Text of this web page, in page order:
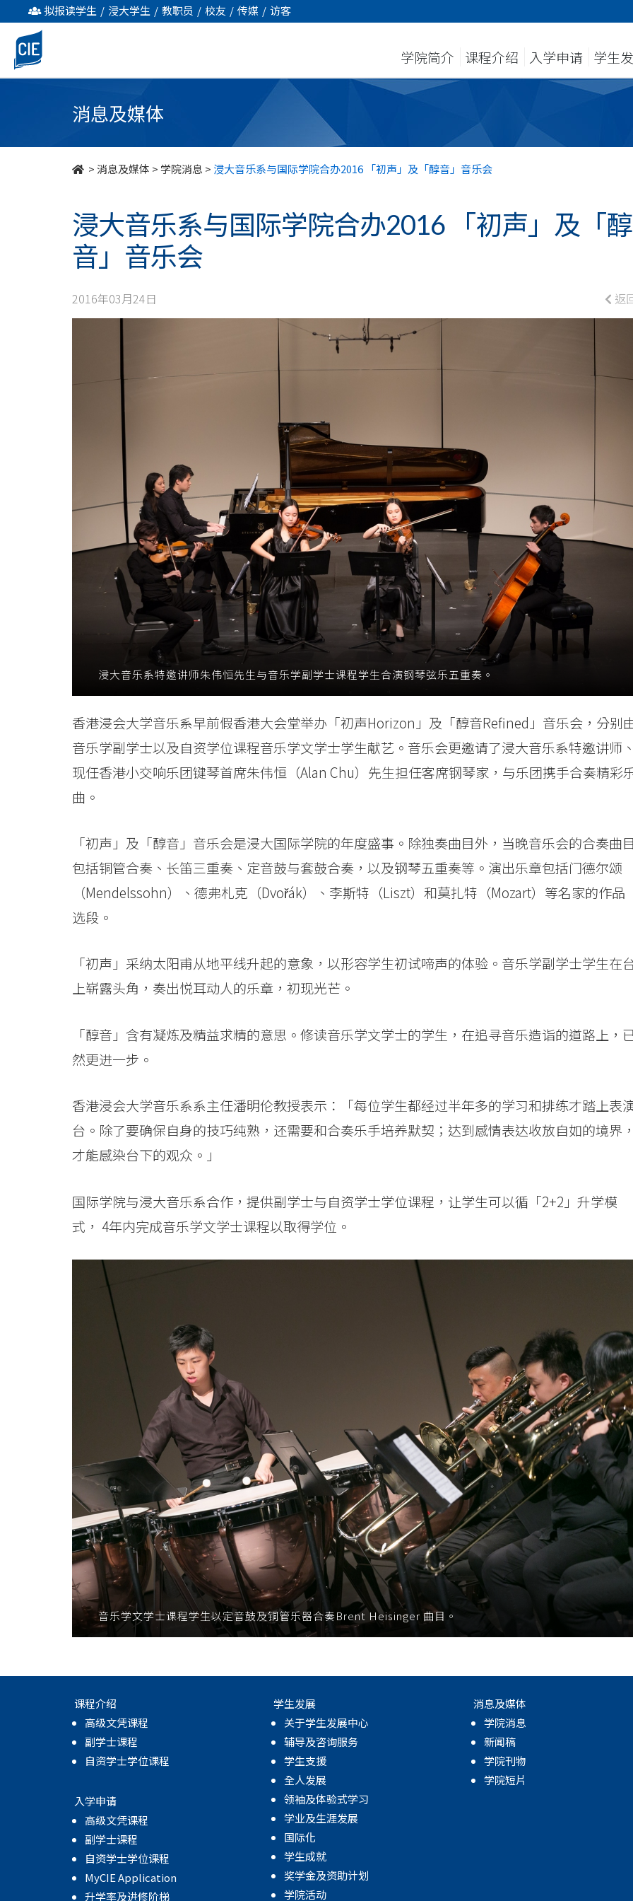
浸
大
音
拟报读学生 / 浸大学生 / 教职员 / 校友 / 传媒 / 访客
学院简介 课程介绍 入学申请 学生
消息及媒体
>消息及媒体 >学院消息 > 浸大音乐系与国际学院合办2016 「初声」及「醇音」音乐会
浸大音乐系与国际学院合办2016 「初声」及「醇
音」音乐会
2016年03月24日 返
浸大音乐系特邀讲师朱伟恒先生与音乐学副学士课程学生合演钢琴弦乐五重奏。
香港浸会大学音乐系早前假香港大会堂举办「初声Horizon」及「醇音Refined」音乐会，分别
音乐学副学士以及自资学位课程音乐学文学士学生献艺。音乐会更邀请了浸大音乐系特邀讲师、
现任香港小交响乐团键琴首席朱伟恒（Alan Chu）先生担任客席钢琴家，与乐团携手合奏精彩
曲。
「初声」及「醇音」音乐会是浸大国际学院的年度盛事。除独奏曲目外，当晚音乐会的合奏曲目
包括铜管合奏、长笛三重奏、定音鼓与套鼓合奏，以及钢琴五重奏等。演出乐章包括门德尔颂
（Mendelssohn）、德弗札克（Dvořák）、李斯特（Liszt）和莫扎特（Mozart）等名家的作品
选段。
「初声」采纳太阳甫从地平线升起的意象，以形容学生初试啼声的体验。音乐学副学士学生在
上崭露头角，奏出悦耳动人的乐章，初现光芒。
「醇音」含有凝炼及精益求精的意思。修读音乐学文学士的学生，在追寻音乐造诣的道路上，
然更进一步。
香港浸会大学音乐系系主任潘明伦教授表示：「每位学生都经过半年多的学习和排练才踏上表
台。除了要确保自身的技巧纯熟，还需要和合奏乐手培养默契；达到感情表达收放自如的境界，
才能感染台下的观众。」
国际学院与浸大音乐系合作，提供副学士与自资学士学位课程，让学生可以循「2+2」升学模
式， 4年内完成音乐学文学士课程以取得学位。
音乐学文学士课程学生以定音鼓及铜管乐器合奏Brent Heisinger 曲目。
课程介绍
高级文凭课程
副学士课程
自资学士学位课程
入学申请
高级文凭课程
副学士课程
自资学士学位课程
MyCIE Application
升学率及进修阶梯
学生发展
关于学生发展中心
辅导及咨询服务
学生支援
全人发展
领袖及体验式学习
学业及生涯发展
国际化
学生成就
奖学金及资助计划
学院活动
消息及媒体
学院消息
新闻稿
学院刊物
学院短片